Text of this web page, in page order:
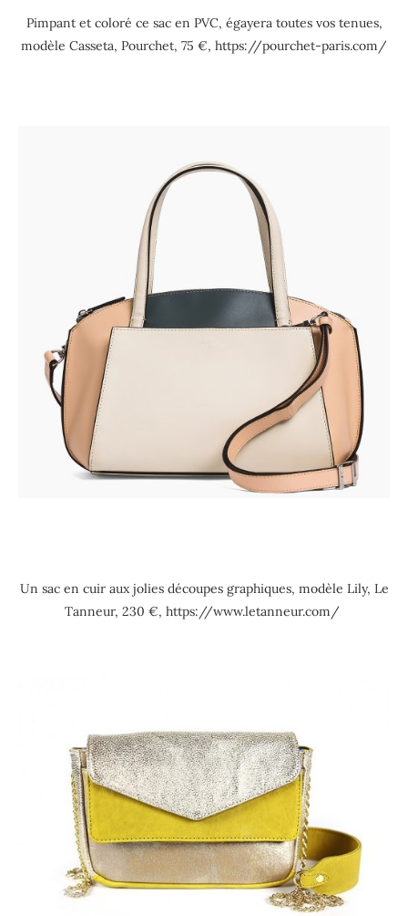
Pimpant et coloré ce sac en PVC, égayera toutes vos tenues,
modèle Casseta, Pourchet, 75 €, https://pourchet-paris.com/
Un sac en cuir aux jolies découpes graphiques, modèle Lily, Le
Tanneur, 230 €, https://www.letanneur.com/